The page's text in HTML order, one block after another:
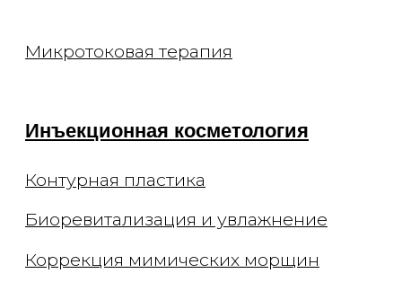
Лечение акне
Лечение сосудов
Лечение рубцов
Лечение купероза